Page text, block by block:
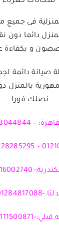
فى جميع
دائما دون
و بكفاءة
صيانة دائمة
بالمنزل
نصلك فورا
– 33044844
01016002740
01284817088
01111500871